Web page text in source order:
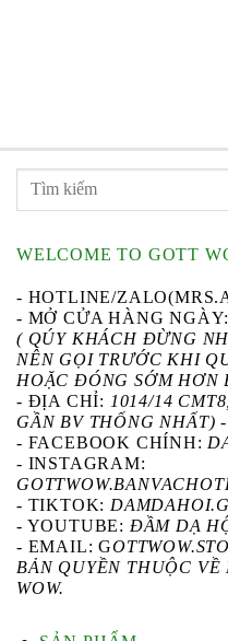
WELCOME TO GOTT
- HOTLINE/
- MỞ CỬA HÀNG NGÀY:
( QÚY KHÁCH ĐỪNG
NÊN GỌI TRƯỚC KHI
HOẶC ĐÓNG SỚM HƠN
- ĐỊA CHỈ: 1014/14
GẦN BV THỐNG NHẤT)
- FACEBOOK CHÍNH:
- INSTAGRAM:
- TIKTOK:
- YOUTUBE: ĐẦM DẠ
- EMAIL: G
BẢN QUYỀN THUỘC
WOW.